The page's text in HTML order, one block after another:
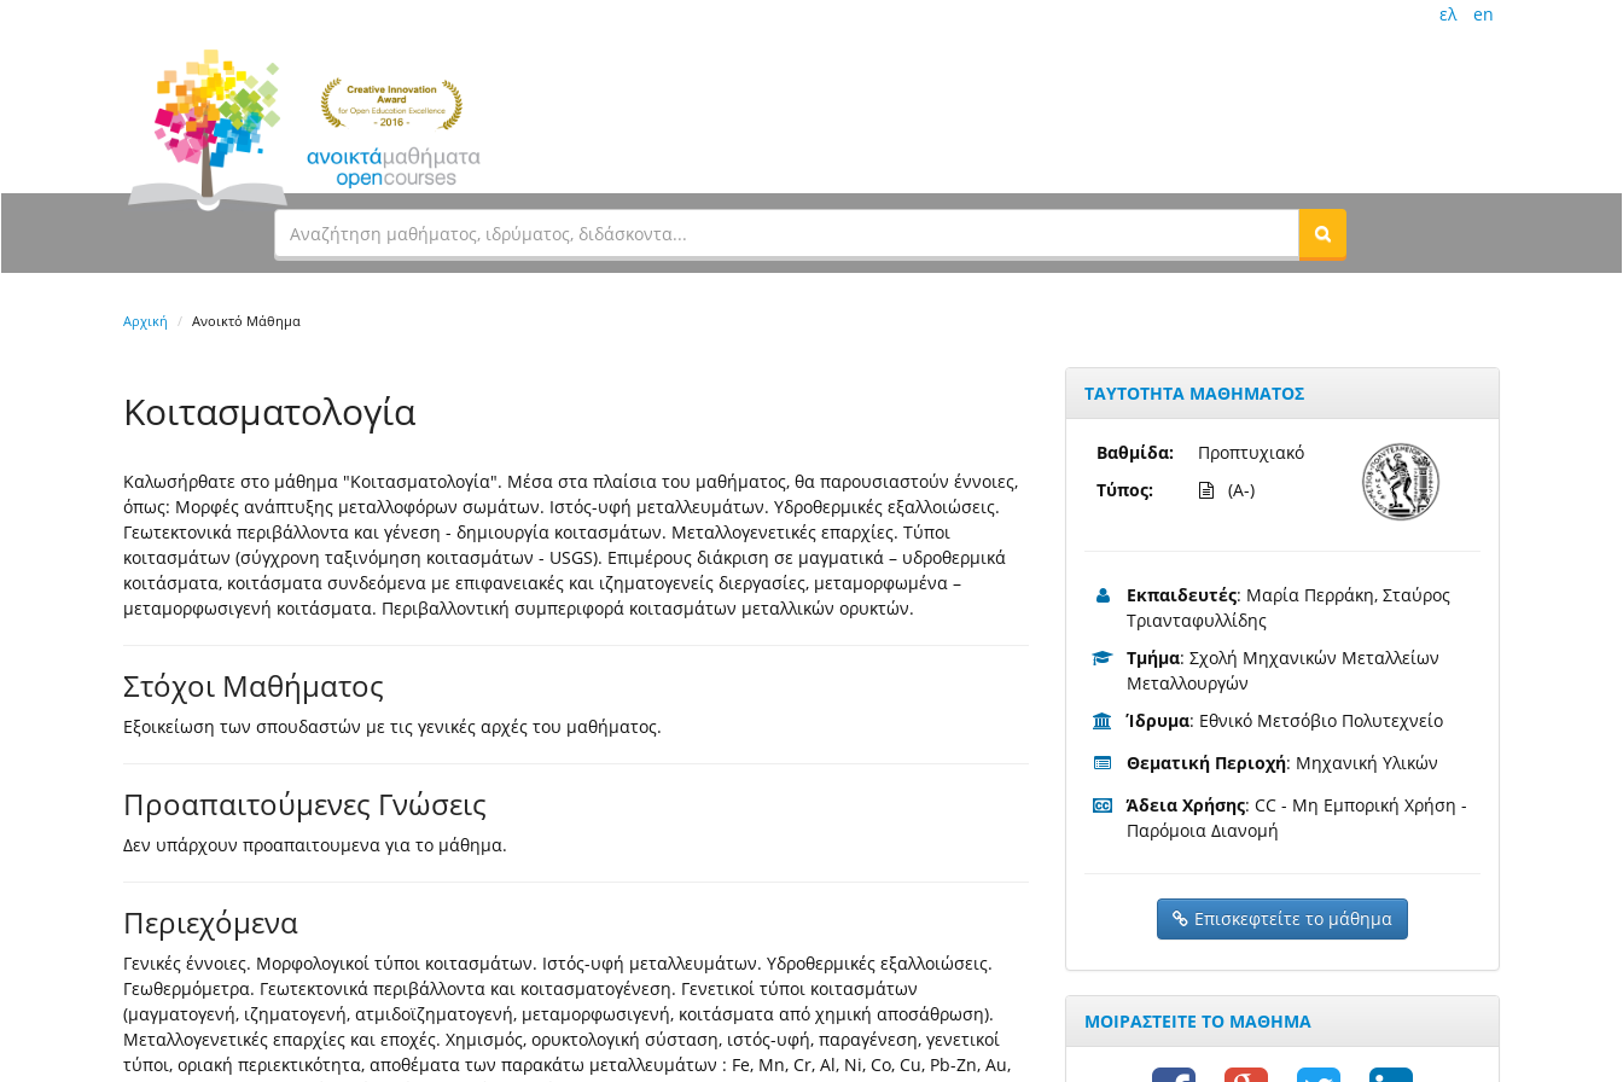
ελ en
Αρχική Ανοικτό Μάθημα
Κοιτασματολογία
Καλωσήρθατε στο μάθημα "Κοιτασματολογία". Μέσα στα πλαίσια του μαθήματος, θα παρουσιαστούν έννοιες,
όπως: Μορφές ανάπτυξης μεταλλοφόρων σωμάτων. Ιστός-υφή μεταλλευμάτων. Υδροθερμικές εξαλλοιώσεις.
Γεωτεκτονικά περιβάλλοντα και γένεση - δημιουργία κοιτασμάτων. Μεταλλογενετικές επαρχίες. Τύποι
κοιτασμάτων (σύγχρονη ταξινόμηση κοιτασμάτων - USGS). Επιμέρους διάκριση σε μαγματικά – υδροθερμικά
κοιτάσματα, κοιτάσματα συνδεόμενα με επιφανειακές και ιζηματογενείς διεργασίες, μεταμορφωμένα –
μεταμορφωσιγενή κοιτάσματα. Περιβαλλοντική συμπεριφορά κοιτασμάτων μεταλλικών ορυκτών.
Στόχοι Μαθήματος
Εξοικείωση των σπουδαστών με τις γενικές αρχές του μαθήματος.
Προαπαιτούμενες Γνώσεις
Δεν υπάρχουν προαπαιτουμενα για το μάθημα.
Περιεχόμενα
Γενικές έννοιες. Μορφολογικοί τύποι κοιτασμάτων. Ιστός-υφή μεταλλευμάτων. Υδροθερμικές εξαλλοιώσεις.
Γεωθερμόμετρα. Γεωτεκτονικά περιβάλλοντα και κοιτασματογένεση. Γενετικοί τύποι κοιτασμάτων
(μαγματογενή, ιζηματογενή, ατμιδοϊζηματογενή, μεταμορφωσιγενή, κοιτάσματα από χημική αποσάθρωση).
Μεταλλογενετικές επαρχίες και εποχές. Χημισμός, ορυκτολογική σύσταση, ιστός-υφή, παραγένεση, γενετικοί
τύποι, οριακή περιεκτικότητα, αποθέματα των παρακάτω μεταλλευμάτων : Fe, Mn, Cr, Al, Ni, Co, Cu, Pb-Zn, Au,
ΤΑΥΤΟΤΗΤΑ ΜΑΘΗΜΑΤΟΣ
Βαθμίδα:
Τύπος:
Προπτυχιακό
(A-)
Εκπαιδευτές: Μαρία Περράκη, Σταύρος
Τριανταφυλλίδης
Τμήμα: Σχολή Μηχανικών Μεταλλείων
Μεταλλουργών
Ίδρυμα: Εθνικό Μετσόβιο Πολυτεχνείο
Θεματική Περιοχή: Μηχανική Υλικών
Άδεια Χρήσης: CC - Μη Εμπορική Χρήση -
Παρόμοια Διανομή
Επισκεφτείτε το μάθημα
ΜΟΙΡΑΣΤΕΙΤΕ ΤΟ ΜΑΘΗΜΑ